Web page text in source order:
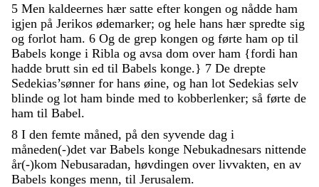
5 Men kaldeernes hær satte efter kongen og nådde ham
igjen på Jerikos ødemarker; og hele hans hær spredte sig
og forlot ham. 6 Og de grep kongen og førte ham op til
Babels konge i Ribla og avsa dom over ham {fordi han
hadde brutt sin ed til Babels konge.} 7 De drepte
Sedekias’sønner for hans øine, og han lot Sedekias selv
blinde og lot ham binde med to kobberlenker; så førte de
ham til Babel.
8 I den femte måned, på den syvende dag i
måneden(-)det var Babels konge Nebukadnesars nittende
år(-)kom Nebusaradan, høvdingen over livvakten, en av
Babels konges menn, til Jerusalem.